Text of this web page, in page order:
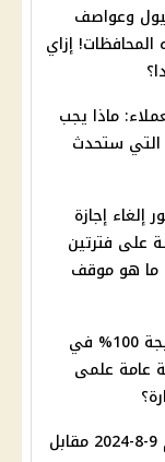
وعواصف
إزاي
ماذا يجب
التي ستحدث
إلغاء إجازة
على فترتين
ما هو موقف
صرخة ساندي عزمي من نتيجة 100% في
ثانوية عامة علمى
سعر الريال السعودي اليوم 9-8-2024 مقابل